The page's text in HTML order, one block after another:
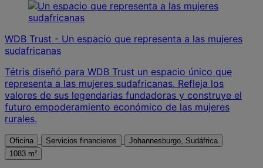
WDB Trust - Un espacio que representa a las mujeres
sudafricanas
Tétris diseñó para WDB Trust un espacio único que
representa a las mujeres sudafricanas. Refleja los
valores de sus legendarias fundadoras y construye el
futuro empoderamiento económico de las mujeres
rurales.
Oficina Servicios financieros
Johannesburgo, Sudáfrica
1083 m²